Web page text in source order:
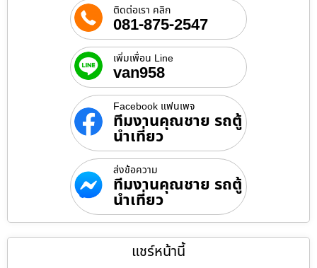
ติดต่อเรา คลิก
081-875-2547
เพิ่มเพื่อน Line
van958
Facebook แฟนเพจ
ทีมงานคุณชาย รถตู้
นำเที่ยว
ส่งข้อความ
ทีมงานคุณชาย รถตู้
นำเที่ยว
แชร์หน้านี้